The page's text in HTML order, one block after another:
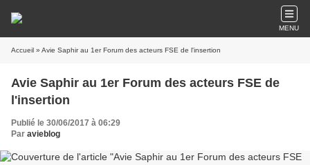
MENU
Accueil » Avie Saphir au 1er Forum des acteurs FSE de l'insertion
Avie Saphir au 1er Forum des acteurs FSE de
l'insertion
Publié le 30/06/2017 à 06:29
Par avieblog